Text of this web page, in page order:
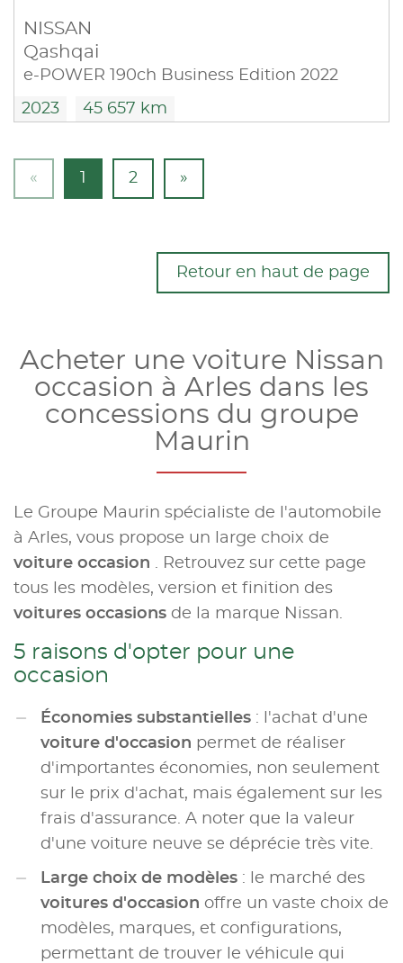
NISSAN
Qashqai
e-POWER 190ch Business Edition 2022
2023 45 657 km
« 2 »
Retour en haut de page
Acheter une voiture Nissan
occasion à Arles dans les
concessions du groupe
Maurin
Le Groupe Maurin spécialiste de l'automobile
à Arles, vous propose un large choix de
voiture occasion . Retrouvez sur cette page
tous les modèles, version et finition des
voitures occasions de la marque Nissan.
5 raisons d'opter pour une
occasion
Économies substantielles : l'achat d'une
voiture d'occasion permet de réaliser
d'importantes économies, non seulement
sur le prix d'achat, mais également sur les
frais d'assurance. A noter que la valeur
d'une voiture neuve se déprécie très vite.
Large choix de modèles : le marché des
voitures d'occasion offre un vaste choix de
modèles, marques, et configurations,
permettant de trouver le véhicule qui